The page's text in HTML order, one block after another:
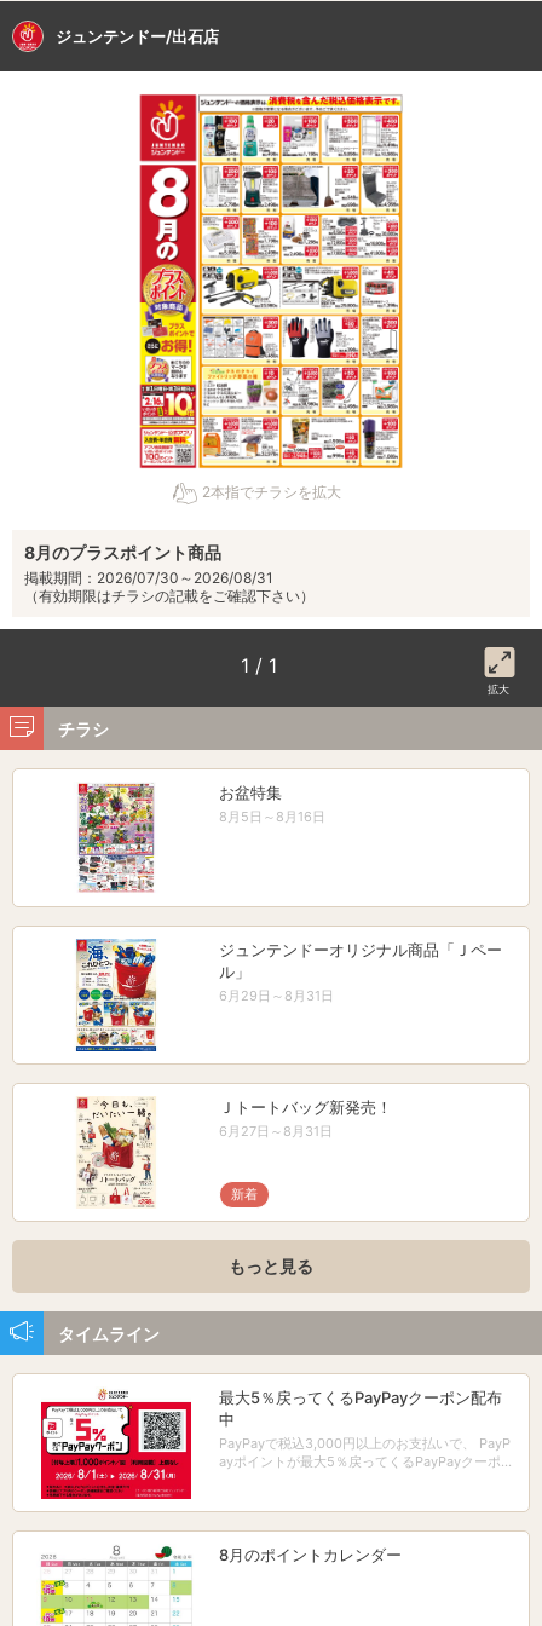
ジュンテンドー/出石店
2本指でチラシを拡大
8月のプラスポイント商品
掲載期間：2026/07/30～2026/08/31
（有効期限はチラシの記載をご確認下さい）
1 / 1
拡大
チラシ
お盆特集
8月5日～8月16日
ジュンテンドーオリジナル商品「Ｊペー
ル」
6月29日～8月31日
Ｊトートバッグ新発売！
6月27日～8月31日
新着
もっと見る
タイムライン
最大5％戻ってくるPayPayクーポン配布
中
PayPayで税込3,000円以上のお支払いで、 PayP
ayポイントが最大5％戻ってくるPayPayクーポン
8月のポイントカレンダー